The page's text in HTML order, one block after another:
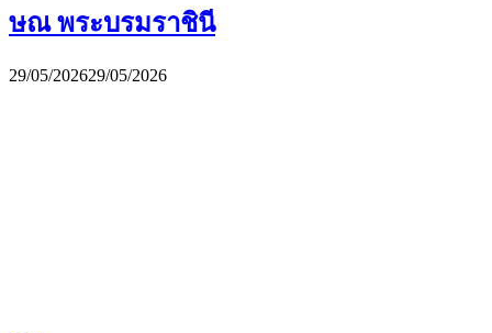
ษณ พระบรมราชินี
29/05/202629/05/2026